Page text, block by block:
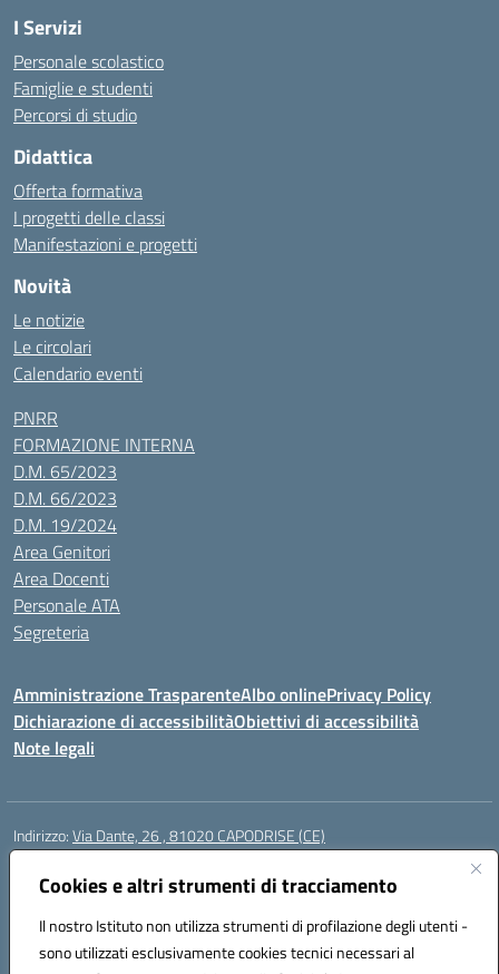
Cookies e altri strumenti di tracciamento
Il nostro Istituto non utilizza strumenti di profilazione degli utenti -
sono utilizzati esclusivamente cookies tecnici necessari al
I Servizi
Personale scolastico
Famiglie e studenti
Percorsi di studio
Didattica
Offerta formativa
I progetti delle classi
Manifestazioni e progetti
Novità
Le notizie
Le circolari
Calendario eventi
PNRR
FORMAZIONE INTERNA
D.M. 65/2023
D.M. 66/2023
D.M. 19/2024
Area Genitori
Area Docenti
Personale ATA
Segreteria
Amministrazione TrasparenteAlbo onlinePrivacy Policy
Dichiarazione di accessibilitàObiettivi di accessibilità
Note legali
Indirizzo:Via Dante, 26 , 81020 CAPODRISE (CE)
Centralino:
Posta elettronica certificata (PEC):CEIC83000V@pec.istruzione.it
Codice fiscale: 80103200616
Codice meccanografico:CEIC83000V